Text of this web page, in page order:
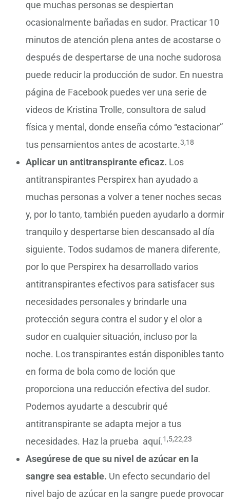
que muchas personas se despiertan
ocasionalmente bañadas en sudor. Practicar 10
minutos de atención plena antes de acostarse o
después de despertarse de una noche sudorosa
puede reducir la producción de sudor. En nuestra
página de Facebook puedes ver una serie de
videos de Kristina Trolle, consultora de salud
física y mental, donde enseña cómo “estacionar”
tus pensamientos antes de acostarte.3,18
Aplicar un antitranspirante eficaz. Los
antitranspirantes Perspirex han ayudado a
muchas personas a volver a tener noches secas
y, por lo tanto, también pueden ayudarlo a dormir
tranquilo y despertarse bien descansado al día
siguiente. Todos sudamos de manera diferente,
por lo que Perspirex ha desarrollado varios
antitranspirantes efectivos para satisfacer sus
necesidades personales y brindarle una
protección segura contra el sudor y el olor a
sudor en cualquier situación, incluso por la
noche. Los transpirantes están disponibles tanto
en forma de bola como de loción que
proporciona una reducción efectiva del sudor.
Podemos ayudarte a descubrir qué
antitranspirante se adapta mejor a tus
necesidades. Haz la prueba aquí.1,5,22,23
Asegúrese de que su nivel de azúcar en la
sangre sea estable. Un efecto secundario del
nivel bajo de azúcar en la sangre puede provocar